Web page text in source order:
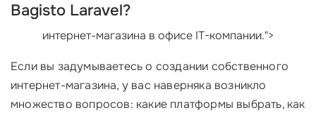
Bagisto Laravel?
интернет-магазина в офисе IT-компании.">
Если вы задумываетесь о создании собственного
интернет-магазина, у вас наверняка возникло
множество вопросов: какие платформы выбрать, как